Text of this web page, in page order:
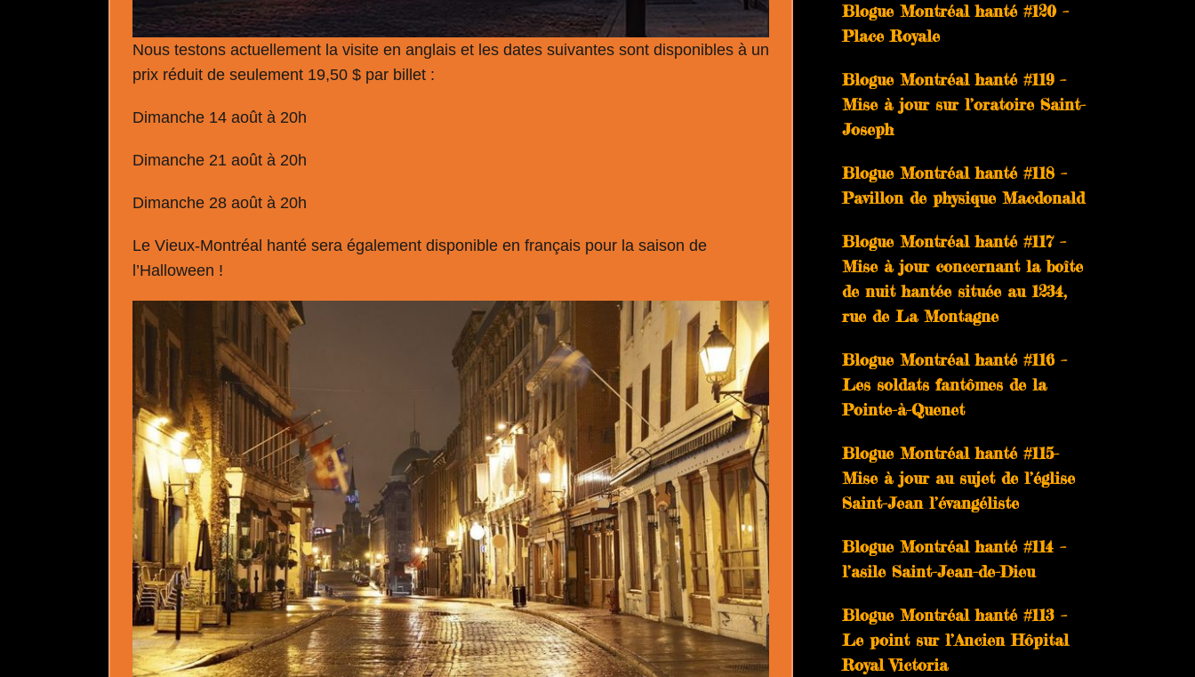
Nous testons actuellement la visite en anglais et les dates suivantes sont disponibles à un
prix réduit de seulement 19,50 $ par billet :
Dimanche 14 août à 20h
Dimanche 21 août à 20h
Dimanche 28 août à 20h
Le Vieux-Montréal hanté sera également disponible en français pour la saison de
l’Halloween !
Blogue Montréal hanté #120 –
Place Royale
Blogue Montréal hanté #119 –
Mise à jour sur l’oratoire Saint-
Joseph
Blogue Montréal hanté #118 –
Pavillon de physique Macdonald
Blogue Montréal hanté #117 –
Mise à jour concernant la boîte
de nuit hantée située au 1234,
rue de La Montagne
Blogue Montréal hanté #116 –
Les soldats fantômes de la
Pointe-à-Quenet
Blogue Montréal hanté #115-
Mise à jour au sujet de l’église
Saint-Jean l’évangéliste
Blogue Montréal hanté #114 –
l’asile Saint-Jean-de-Dieu
Blogue Montréal hanté #113 –
Le point sur l’Ancien Hôpital
Royal Victoria